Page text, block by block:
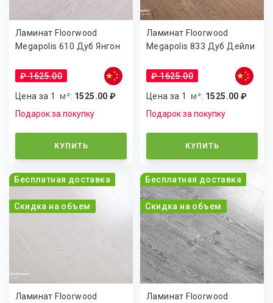
Ламинат Floorwood
Megapolis 610 Дуб Янгон
₽ 1625.00
Цена за 1м²: 1525.00 ₽
Подарок за покупку
КУПИТЬ
Ламинат Floorwood
Megapolis 833 Дуб Дейли
₽ 1625.00
Цена за 1м²: 1525.00 ₽
Подарок за покупку
КУПИТЬ
Бесплатная доставка
Скидка на объем
Ламинат Floorwood
Бесплатная доставка
Скидка на объем
Ламинат Floorwood